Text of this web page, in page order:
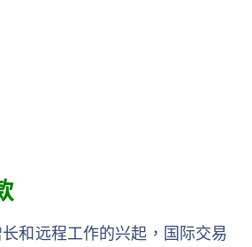
和远程工作的兴起，国际交易